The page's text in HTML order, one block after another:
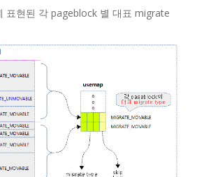
표현된 각 pageblock 별 대표 migrate